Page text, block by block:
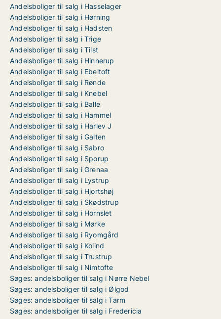
Andelsboliger til salg i Hasselager
Andelsboliger til salg i Hørning
Andelsboliger til salg i Hadsten
Andelsboliger til salg i Trige
Andelsboliger til salg i Tilst
Andelsboliger til salg i Hinnerup
Andelsboliger til salg i Ebeltoft
Andelsboliger til salg i Rønde
Andelsboliger til salg i Knebel
Andelsboliger til salg i Balle
Andelsboliger til salg i Hammel
Andelsboliger til salg i Harlev J
Andelsboliger til salg i Galten
Andelsboliger til salg i Sabro
Andelsboliger til salg i Sporup
Andelsboliger til salg i Grenaa
Andelsboliger til salg i Lystrup
Andelsboliger til salg i Hjortshøj
Andelsboliger til salg i Skødstrup
Andelsboliger til salg i Hornslet
Andelsboliger til salg i Mørke
Andelsboliger til salg i Ryomgård
Andelsboliger til salg i Kolind
Andelsboliger til salg i Trustrup
Andelsboliger til salg i Nimtofte
Søges: andelsboliger til salg i Nørre Nebel
Søges: andelsboliger til salg i Ølgod
Søges: andelsboliger til salg i Tarm
Søges: andelsboliger til salg i Fredericia